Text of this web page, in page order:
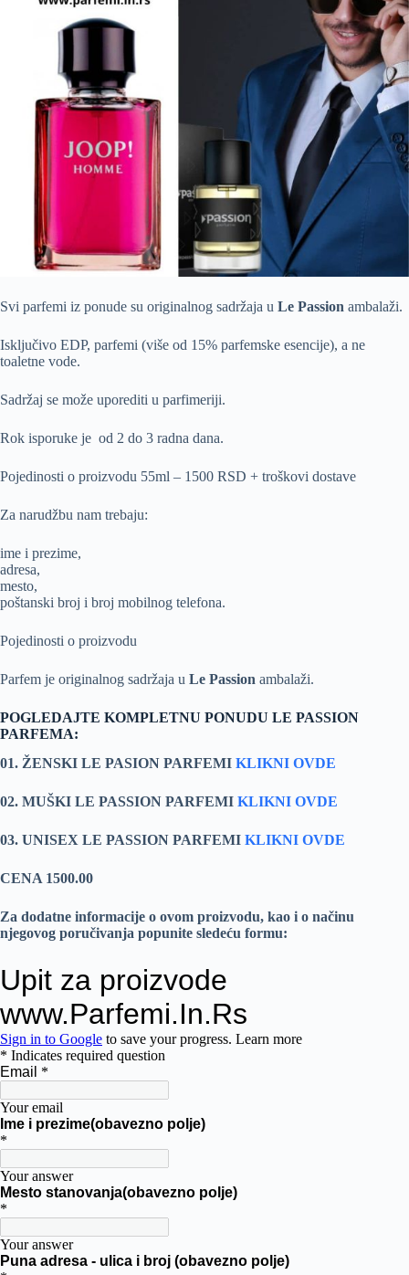
Svi parfemi iz ponude su originalnog sadržaja u Le Passion ambalaži.
Isključivo EDP, parfemi (više od 15% parfemske esencije), a ne
toaletne vode.
Sadržaj se može uporediti u parfimeriji.
Rok isporuke je od 2 do 3 radna dana.
Pojedinosti o proizvodu 55ml – 1500 RSD + troškovi dostave
Za narudžbu nam trebaju:
ime i prezime,
adresa,
mesto,
poštanski broj i broj mobilnog telefona.
Pojedinosti o proizvodu
Parfem je originalnog sadržaja u Le Passion ambalaži.
POGLEDAJTE KOMPLETNU PONUDU LE PASSION
PARFEMA:
01. ŽENSKI LE PASION PARFEMI KLIKNI OVDE
02. MUŠKI LE PASSION PARFEMI KLIKNI OVDE
03. UNISEX LE PASSION PARFEMI KLIKNI OVDE
CENA 1500.00
Za dodatne informacije o ovom proizvodu, kao i o načinu
njegovog poručivanja popunite sledeću formu: